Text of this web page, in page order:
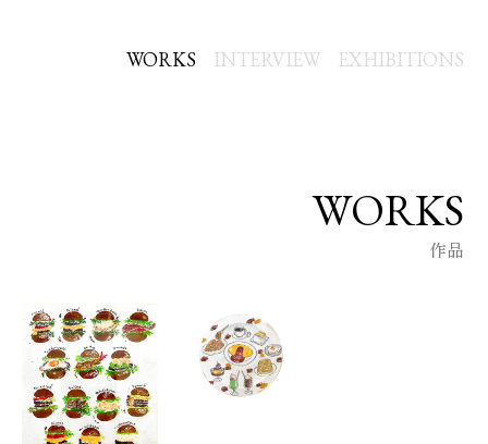
◾︎ 2026/05/18-31
『Hatori illust in StoneRiverCoffee』
〈 書籍 〉
WORKS INTERVIEW EXHIBITIONS
WORKS
作品